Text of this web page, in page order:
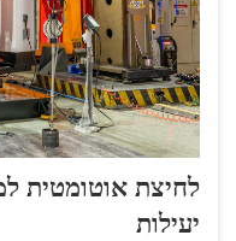
לחיצת אוטומטית
יעילות